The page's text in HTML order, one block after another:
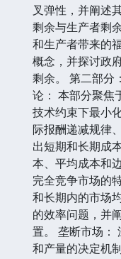
叉弹性，并阐述
剩余与生产者剩
和生产者带来的
概念，并探讨政
剩余。 第二部分
论： 本部分聚焦
技术约束下最小
际报酬递减规律
出短期和长期成
本、平均成本和
完全竞争市场的
和长期内的市场
的效率问题，并
置。 垄断市场：
和产量的决定机